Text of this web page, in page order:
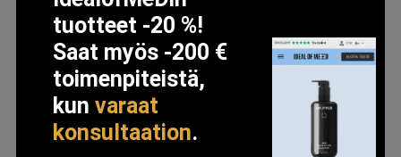
YANKEE CANDLE MIDSUMMER´S NIGHT CAR JAR
ULTIMATE
tuotteet -20 %!
Saat myös -200 €
toimenpiteistä,
kunvaraat
konsultaation.